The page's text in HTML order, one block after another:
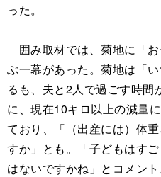
った。
囲み取材では、菊地に「
ぶ一幕があった。菊地は「
るも、夫と2人で過ごす時間
に、現在10キロ以上の減量
ており、「（出産には）体
すか」とも。「子どもはす
はないですかね」とコメント